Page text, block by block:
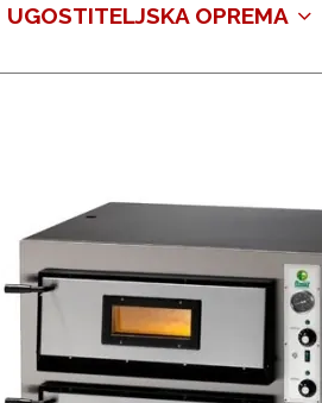
UGOSTITELJSKA OPREMA